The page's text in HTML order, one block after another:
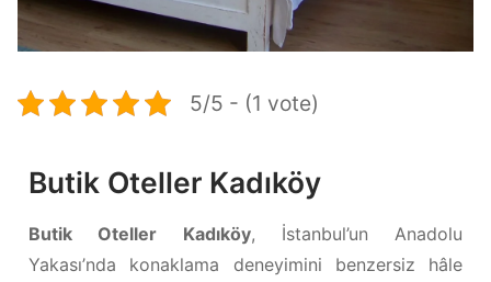
5/5 - (1 vote)
Butik Oteller Kadıköy
Butik Oteller Kadıköy, İstanbul’un Anadolu
Yakası’nda konaklama deneyimini benzersiz hâle